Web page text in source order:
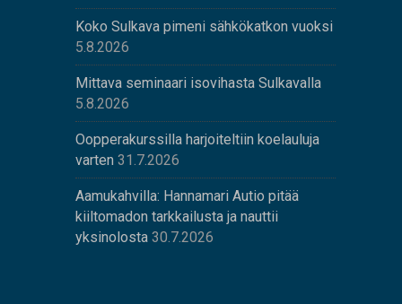
Koko Sulkava pimeni sähkökatkon vuoksi
5.8.2026
Mittava seminaari isovihasta Sulkavalla
5.8.2026
Oopperakurssilla harjoiteltiin koelauluja
varten 31.7.2026
Aamukahvilla: Hannamari Autio pitää
kiiltomadon tarkkailusta ja nauttii
yksinolosta 30.7.2026